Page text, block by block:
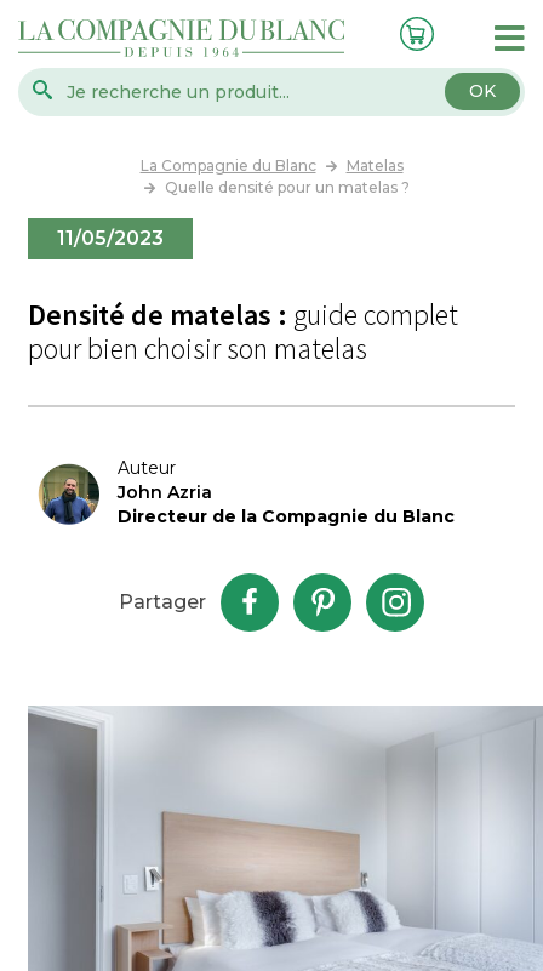
OK
La Compagnie du Blanc
Matelas
Quelle densité pour un matelas ?
11/05/2023
Densité de matelas : guide complet
pour bien choisir son matelas
Auteur
John Azria
Directeur de la Compagnie du Blanc
Partager